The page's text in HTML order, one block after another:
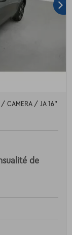
/ CAMERA / JA 16"
de